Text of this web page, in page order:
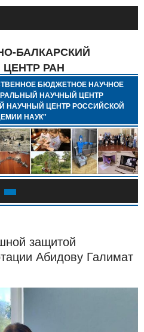
БАЛКАРСКИЙ
РАН
БЮДЖЕТНОЕ НАУЧНОЕ
НАУЧНЫЙ ЦЕНТР
НАУЧНЫЙ ЦЕНТР РОССИЙСКОЙ
НАУК"
защитой
Абидову Галимат